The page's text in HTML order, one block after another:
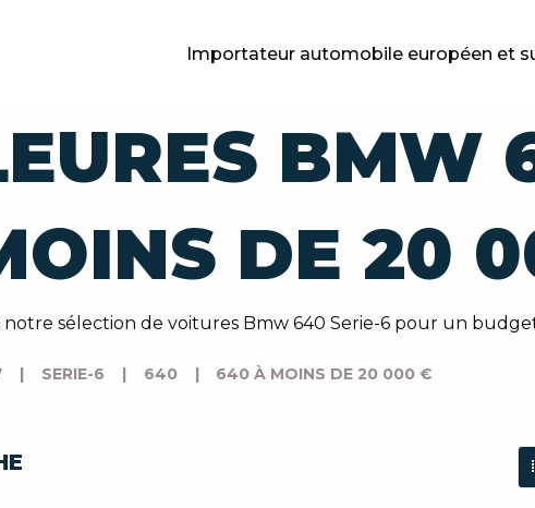
Importateur automobile européen et
BMW
DE 20
sélection de voitures Bmw 640 Serie-6 pour un budget
| SERIE-6 | 640 | 640 À MOINS DE 20 000 €